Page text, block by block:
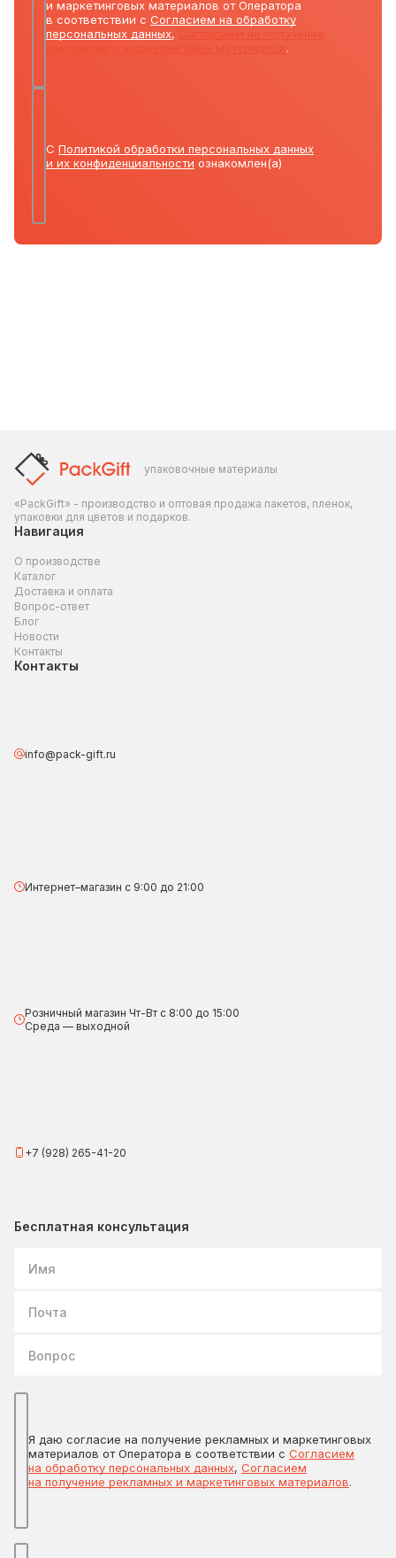
и маркетинговых материалов от Оператора
в соответствии с Согласием на обработку
персональных данных,
.
С Политикой обработки персональных данных
и их конфиденциальности ознакомлен(а)
упаковочные материалы
«PackGift» - производство и оптовая продажа пакетов, пленок,
упаковки для цветов и подарков.
Навигация
О производстве
Каталог
Доставка и оплата
Вопрос-ответ
Блог
Новости
Контакты
Контакты
info@pack-gift.ru
Интернет–магазин с 9:00 до 21:00
Розничный магазин Чт-Вт с 8:00 до 15:00
Среда — выходной
+7 (928) 265-41-20
Бесплатная консультация
Я даю согласие на получение рекламных и маркетинговых
материалов от Оператора в соответствии с Согласием
на обработку персональных данных, Согласием
на получение рекламных и маркетинговых материалов.